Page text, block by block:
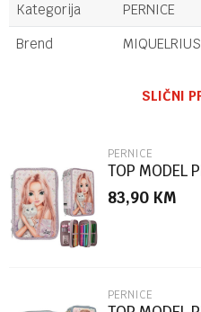
Kategorija
PERNICE
Brend
Poruka
SLIČNI
PERNICE
TOP MODEL
SPRATA
83,90 KM
PERNICE